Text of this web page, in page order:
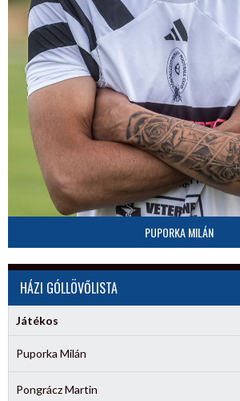
PUPORKA MILÁN
HÁZI GÓLLÖVŐLISTA
Játékos
Puporka Milán
Pongrácz Martin